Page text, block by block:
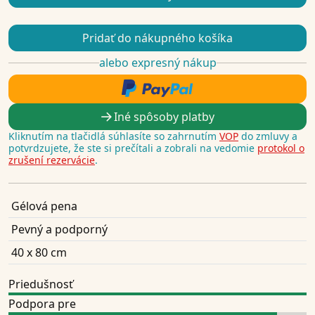
Pridať do nákupného košíka
alebo expresný nákup
Iné spôsoby platby
Kliknutím na tlačidlá súhlasíte so zahrnutím VOP do zmluvy a
potvrdzujete, že ste si prečítali a zobrali na vedomie protokol o
zrušení rezervácie.
Gélová pena
Pevný a podporný
40 x 80 cm
Priedušnosť
Podpora pre